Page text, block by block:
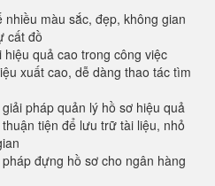
nhiều màu sắc, đẹp, không gian
cất đồ
hiệu quả cao trong công việc
xuất cao, dễ dàng thao tác tìm
pháp quản lý hồ sơ hiệu quả
thuận tiện để lưu trữ tài liệu, nhỏ
đựng hồ sơ cho ngân hàng